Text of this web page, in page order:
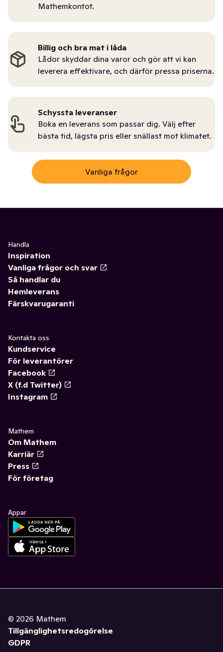
Mathemkontot.
Billig och bra mat i låda
Lådor skyddar dina varor och gör att vi kan
leverera effektivare, och därför pressa priserna.
Schyssta leveranser
Boka en leverans som passar dig. Välj efter
bästa tid, lägsta pris eller snällast mot klimatet.
Vanliga frågor
Handla
Inspiration
Vanliga frågor och svar
Så handlar du
Hemleverans
Färskvarugaranti
Kontakta oss
Kundservice
För leverantörer
Facebook
X (f.d Twitter)
Instagram
Mathem
Om Mathem
Karriär
Press
För företag
Appar
© 2026 Mathem
Tillgänglighetsredogörelse
GDPR